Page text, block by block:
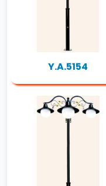
Y.A.5154